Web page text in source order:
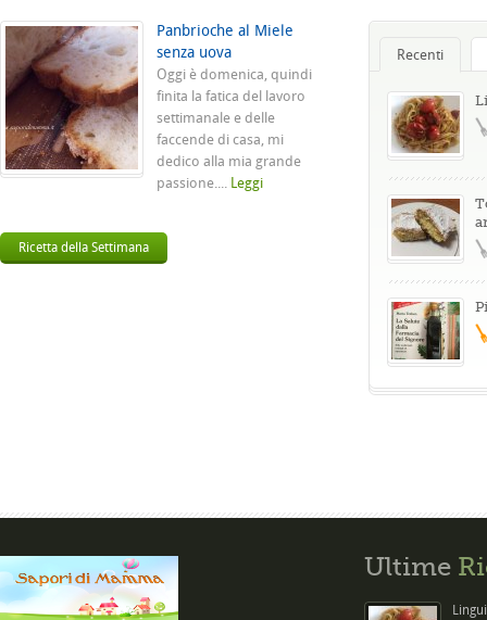
Panbrioche al Miele
senza uova
Oggi è domenica, quindi
finita la fatica del lavoro
settimanale e delle
faccende di casa, mi
dedico alla mia grande
passione.... Leggi
Ricetta della Settimana
Recenti
Ultime